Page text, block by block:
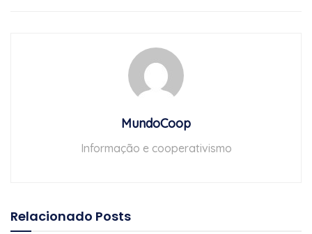
MundoCoop
Informação e cooperativismo
Relacionado Posts